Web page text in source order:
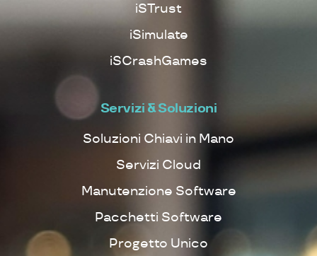
iSTrust
iSimulate
iSCrashGames
Servizi & Soluzioni
Soluzioni Chiavi in Mano
Servizi Cloud
Manutenzione Software
Pacchetti Software
Progetto Unico